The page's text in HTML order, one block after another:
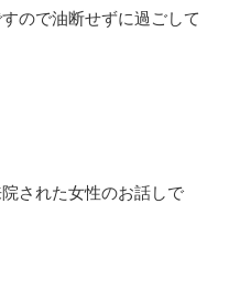
ので油断せずに過ごして
された女性のお話しで